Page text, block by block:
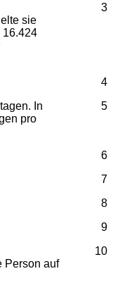
3
sie
16.424
4
5
In
pro
6
7
8
9
10
Person auf